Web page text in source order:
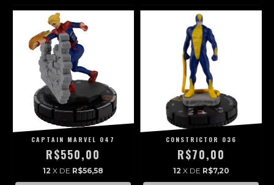
CAPTAIN MARVEL 047
R$550,00
12 X DE R$56,58
CONSTRICTOR 036
R$70,00
12 X DE R$7,20